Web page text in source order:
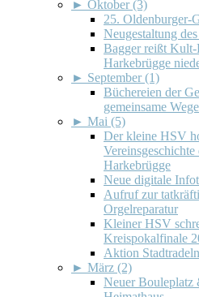
► Oktober (3)
25. Oldenburger-
Neugestaltung
Bagger reißt Kult-
Harkebrügge
► September (1)
Büchereien der
gemeinsame
► Mai (5)
Der kleine HSV
Harkebrügge
Neue digitale
Aufruf zur
Orgelreparatur
Kleiner HSV
Kreispokalfinale
Aktion
► März (2)
Neuer Bouleplatz